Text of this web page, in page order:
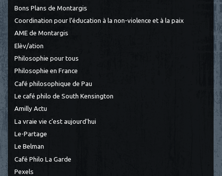
Bons Plans de Montargis
Coordination pour l’éducation à la non-violence et à la paix
AME de Montargis
Elèv/ation
Philosophie pour tous
Philosophie en France
Café philosophique de Pau
Le café philo de South Kensington
Amilly Actu
La vraie vie c'est aujourd'hui
Le-Partage
Le Belman
Café Philo La Garde
Pexels